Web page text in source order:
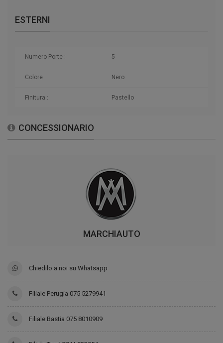
ESTERNI
Numero Porte : 5
Colore : Nero
Finitura : Pastello
CONCESSIONARIO
MARCHIAUTO
Chiedilo a noi su Whatsapp
Filiale Perugia 075 5279941
Filiale Bastia 075 8010909